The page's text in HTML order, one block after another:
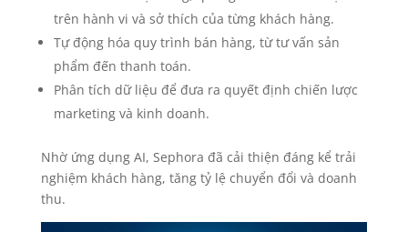
trên hành vi và sở thích của từng khách hàng.
Tự động hóa quy trình bán hàng, từ tư vấn sản
phẩm đến thanh toán.
Phân tích dữ liệu để đưa ra quyết định chiến lược
marketing và kinh doanh.
Nhờ ứng dụng AI, Sephora đã cải thiện đáng kể trải
nghiệm khách hàng, tăng tỷ lệ chuyển đổi và doanh
thu.